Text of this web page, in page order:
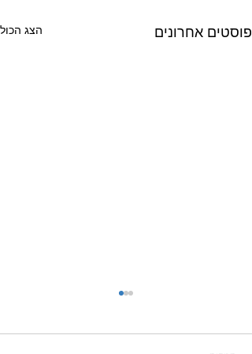
פוסטים אחרונים הצג הכול